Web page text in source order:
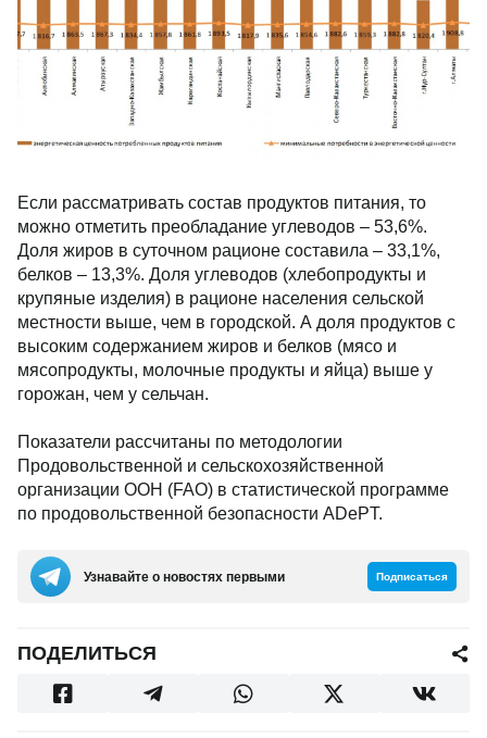
Если рассматривать состав продуктов питания, то
можно отметить преобладание углеводов – 53,6%.
Доля жиров в суточном рационе составила – 33,1%,
белков – 13,3%. Доля углеводов (хлебопродукты и
крупяные изделия) в рационе населения сельской
местности выше, чем в городской. А доля продуктов с
высоким содержанием жиров и белков (мясо и
мясопродукты, молочные продукты и яйца) выше у
горожан, чем у сельчан.
Показатели рассчитаны по методологии
Продовольственной и сельскохозяйственной
организации ООН (FAO) в статистической программе
по продовольственной безопасности ADePT.
Узнавайте о новостях первыми Подписаться
ПОДЕЛИТЬСЯ